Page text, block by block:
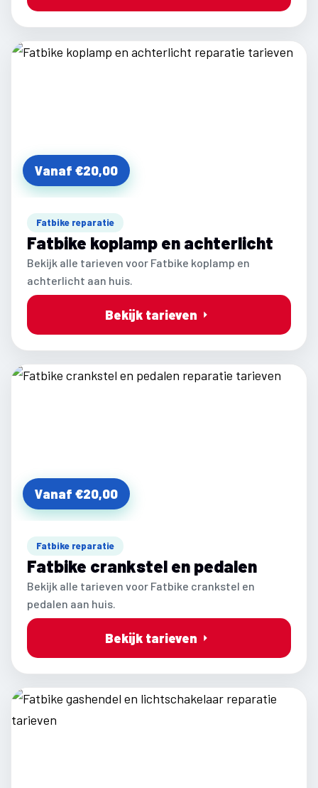
Vanaf €20,00
Fatbike reparatie
Fatbike koplamp en achterlicht
Bekijk alle tarieven voor Fatbike koplamp en
achterlicht aan huis.
Bekijk tarieven
Vanaf €20,00
Fatbike reparatie
Fatbike crankstel en pedalen
Bekijk alle tarieven voor Fatbike crankstel en
pedalen aan huis.
Bekijk tarieven